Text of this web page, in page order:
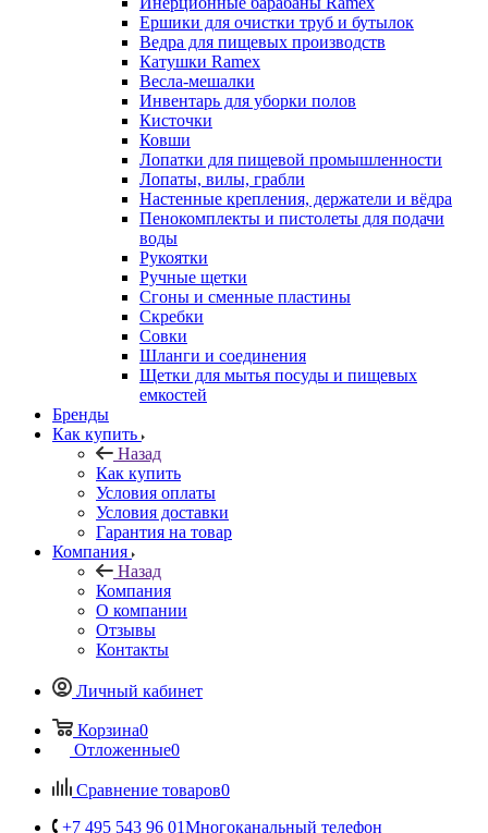
Ершики для очистки труб и бутылок
Ведра для пищевых производств
Катушки Ramex
Весла-мешалки
Инвентарь для уборки полов
Кисточки
Ковши
Лопатки для пищевой промышленности
Лопаты, вилы, грабли
Настенные крепления, держатели и вёдра
Пенокомплекты и пистолеты для подачи
воды
Рукоятки
Ручные щетки
Сгоны и сменные пластины
Скребки
Совки
Шланги и соединения
Щетки для мытья посуды и пищевых
емкостей
Бренды
Как купить
Назад
Как купить
Условия оплаты
Условия доставки
Гарантия на товар
Компания
Назад
Компания
О компании
Отзывы
Контакты
Личный кабинет
Корзина0
Отложенные0
Сравнение товаров0
+7 495 543 96 01Многоканальный телефон